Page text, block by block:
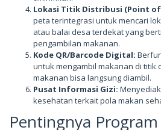
Lokasi Titik Distribusi (Point
peta terintegrasi untuk mencari
atau balai desa terdekat yang
pengambilan makanan.
Kode QR/Barcode Digital:
untuk mengambil makanan di titik
makanan bisa langsung diambil.
Pusat Informasi Gizi:
kesehatan terkait pola makan
Pentingnya